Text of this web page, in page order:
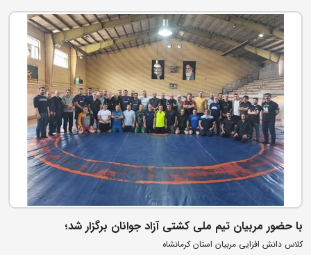
با حضور مربیان تیم ملی کشتی آزاد جوانان برگزار شد؛
کلاس دانش افزایی مربیان استان کرمانشاه